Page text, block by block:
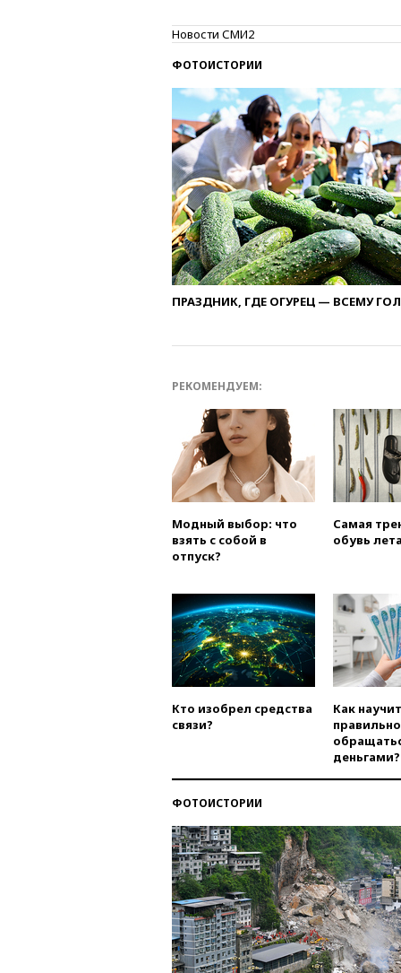
Новости СМИ2
ФОТОИСТОРИИ
ПРАЗДНИК, ГДЕ ОГУРЕЦ — ВСЕМУ
РЕКОМЕНДУЕМ:
Модный выбор: что
взять с собой в
отпуск?
Самая
обувь
Кто изобрел средства
связи?
Как
правильно
деньгами?
ФОТОИСТОРИИ